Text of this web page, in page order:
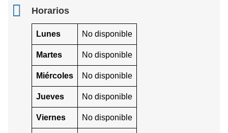
Horarios
Lunes No disponible
Martes No disponible
Miércoles No disponible
Jueves No disponible
Viernes No disponible